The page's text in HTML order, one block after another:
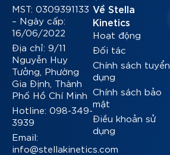
MST: 0309391133
– Ngày cấp:
16/06/2022
Địa chỉ: 9/11
Nguyễn Huy
Tưởng, Phường
Gia Định, Thành
Phố Hồ Chí Minh
Hotline: 098-349-
3939
Email:
info@stellakinetics.com
Về Stella
Kinetics
Hoạt động
Đối tác
Chính sách tuyển
dụng
Chính sách bảo
mật
Điều khoản sử
dụng